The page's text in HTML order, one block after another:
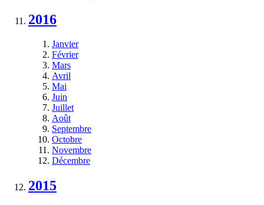
2016
Janvier
Février
Mars
Avril
Mai
Juin
Juillet
Août
Septembre
Octobre
Novembre
Décembre
2015